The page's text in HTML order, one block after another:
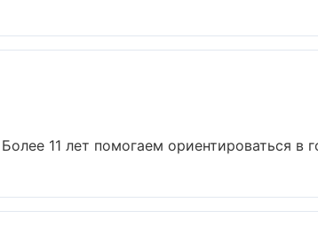
11 лет помогаем ориентироваться в